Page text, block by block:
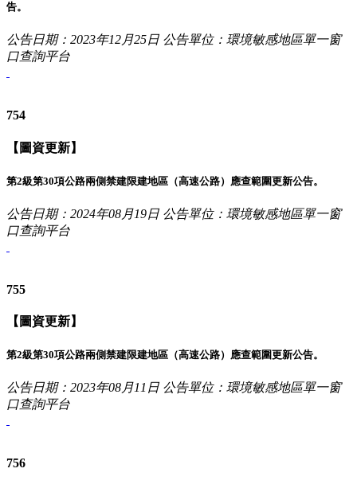
告。
公告日期：2023年12月25日 公告單位：環境敏感地區單一窗
口查詢平台
754
【圖資更新】
第2級第30項公路兩側禁建限建地區（高速公路）應查範圍更新公告。
公告日期：2024年08月19日 公告單位：環境敏感地區單一窗
口查詢平台
755
【圖資更新】
第2級第30項公路兩側禁建限建地區（高速公路）應查範圍更新公告。
公告日期：2023年08月11日 公告單位：環境敏感地區單一窗
口查詢平台
756